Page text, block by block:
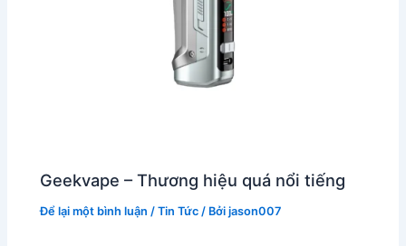
Geekvape – Thương hiệu quá nổi tiếng
Để lại một bình luận /Tin Tức / Bởijason007